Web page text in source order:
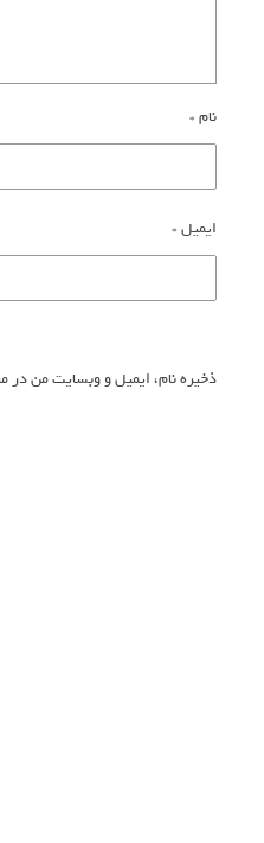
نام*
ایمیل*
ذخیره نام، ایمیل و وبسایت من در